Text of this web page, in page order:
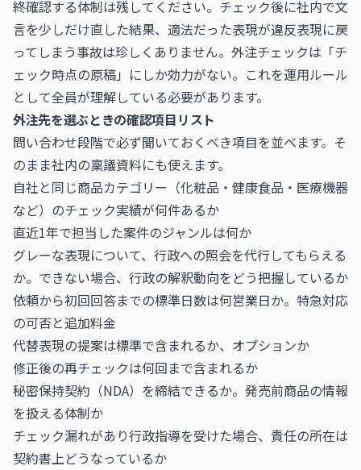
終確認する体制は残してください。チェック後に社内で文
言を少しだけ直した結果、適法だった表現が違反表現に戻
ってしまう事故は珍しくありません。外注チェックは「チ
ェック時点の原稿」にしか効力がない。これを運用ルール
として全員が理解している必要があります。
外注先を選ぶときの確認項目リスト
問い合わせ段階で必ず聞いておくべき項目を並べます。そ
のまま社内の稟議資料にも使えます。
自社と同じ商品カテゴリー（化粧品・健康食品・医療機器
など）のチェック実績が何件あるか
直近1年で担当した案件のジャンルは何か
グレーな表現について、行政への照会を代行してもらえる
か。できない場合、行政の解釈動向をどう把握しているか
依頼から初回回答までの標準日数は何営業日か。特急対応
の可否と追加料金
代替表現の提案は標準で含まれるか、オプションか
修正後の再チェックは何回まで含まれるか
秘密保持契約（NDA）を締結できるか。発売前商品の情報
を扱える体制か
チェック漏れがあり行政指導を受けた場合、責任の所在は
契約書上どうなっているか